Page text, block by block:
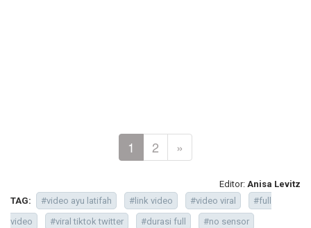
1 2 »
Editor: Anisa Levitz
TAG:
#video ayu latifah #link video #video viral
#full
video
#viral tiktok twitter #durasi full
#no sensor